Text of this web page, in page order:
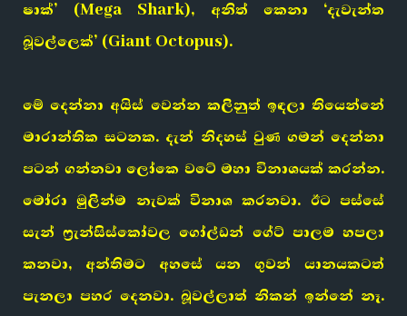
ෂාක්’ (Mega Shark), අනිත් කෙනා ‘දැවැන්ත
බූවල්ලෙක්’ (Giant Octopus).
මේ දෙන්නා අයිස් වෙන්න කලිනුත් ඉඳලා තියෙන්නේ
මාරාන්තික සටනක. දැන් නිදහස් වුණ ගමන් දෙන්නා
පටන් ගන්නවා ලෝකෙ වටේ මහා විනාශයක් කරන්න.
මෝරා මුලින්ම නැවක් විනාශ කරනවා. ඊට පස්සේ
සැන් ෆ්‍රැන්සිස්කෝවල ගෝල්ඩන් ගේට් පාලම හපලා
කනවා, අන්තිමට අහසේ යන ගුවන් යානයකටත්
පැනලා පහර දෙනවා. බූවල්ලාත් නිකන් ඉන්නේ නෑ.